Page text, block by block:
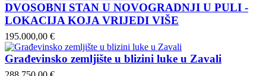
DVOSOBNI STAN U NOVOGRADNJI U PULI -
LOKACIJA KOJA VRIJEDI VIŠE
195.000,00 €
Građevinsko zemljište u blizini luke u Zavali